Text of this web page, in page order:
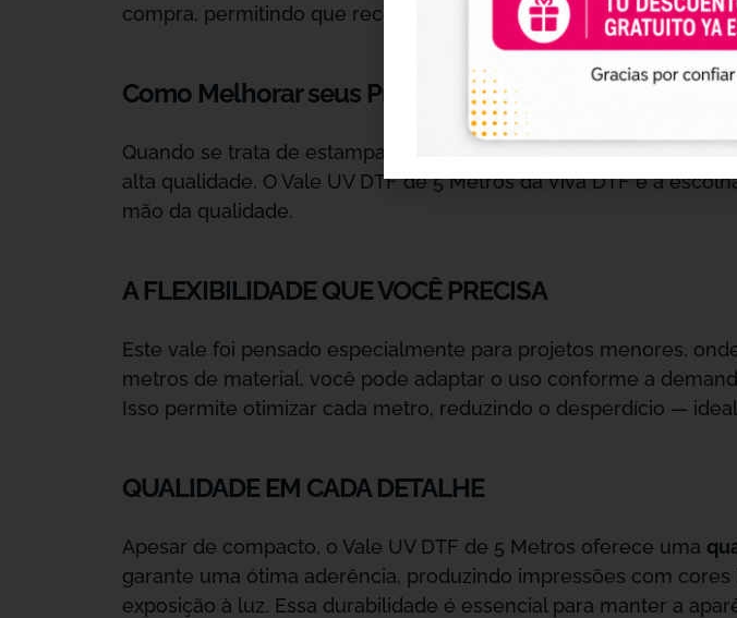
compra, permitindo que receba o material necessário sem custos
Como Melhorar seus Projetos com o Vale UV DTF de
Quando se trata de estampagem e personalização de produtos,
alta qualidade. O Vale UV DTF de 5 Metros da Viva DTF é a
mão da qualidade.
A FLEXIBILIDADE QUE VOCÊ PRECISA
Este vale foi pensado especialmente para projetos menores,
metros de material, você pode adaptar o uso conforme a
Isso permite otimizar cada metro, reduzindo o desperdício —
QUALIDADE EM CADA DETALHE
Apesar de compacto, o Vale UV DTF de 5 Metros oferece uma
garante uma ótima aderência, produzindo impressões com
exposição à luz. Essa durabilidade é essencial para manter a